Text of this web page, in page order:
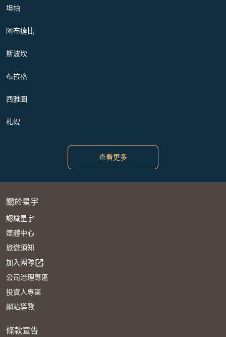
坦帕
阿布達比
斯波坎
布拉格
西雅圖
札幌
查看更多
關於星宇
認識星宇
媒體中心
旅遊須知
加入團隊open_in_new
公司治理專區
投資人專區
網站導覽
條款宣告